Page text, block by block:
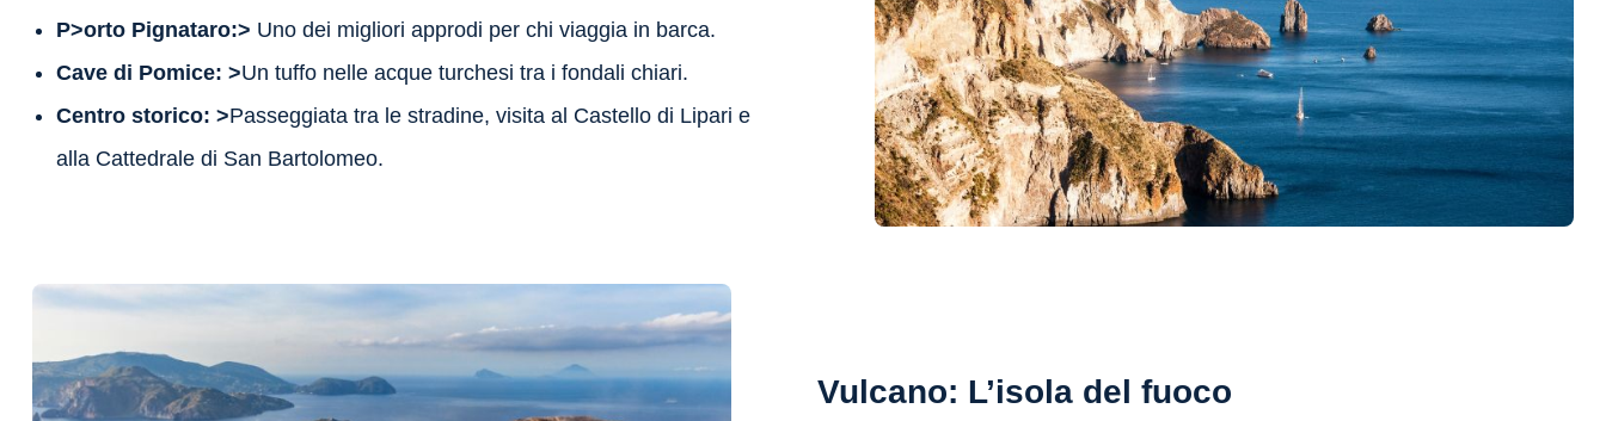
P>orto Pignataro:> Uno dei migliori approdi per chi viaggia in barca.
Cave di Pomice: >Un tuffo nelle acque turchesi tra i fondali chiari.
Centro storico: >Passeggiata tra le stradine, visita al Castello di Lipari e
alla Cattedrale di San Bartolomeo.
Vulcano: L’isola del fuoco